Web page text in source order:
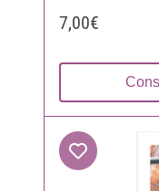
7,00€